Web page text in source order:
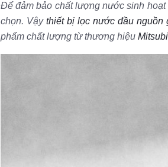
Để đảm bảo chất lượng nước sinh
chọn. Vậythiết bị lọc nước đầu nguồn
phẩm chất lượng từ thương hiệu